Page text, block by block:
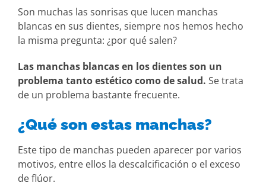
Son muchas las sonrisas que lucen manchas
blancas en sus dientes, siempre nos hemos hecho
la misma pregunta: ¿por qué salen?
Las manchas blancas en los dientes son un
problema tanto estético como de salud. Se trata
de un problema bastante frecuente.
¿Qué son estas manchas?
Este tipo de manchas pueden aparecer por varios
motivos, entre ellos la descalcificación o el exceso
de flúor.